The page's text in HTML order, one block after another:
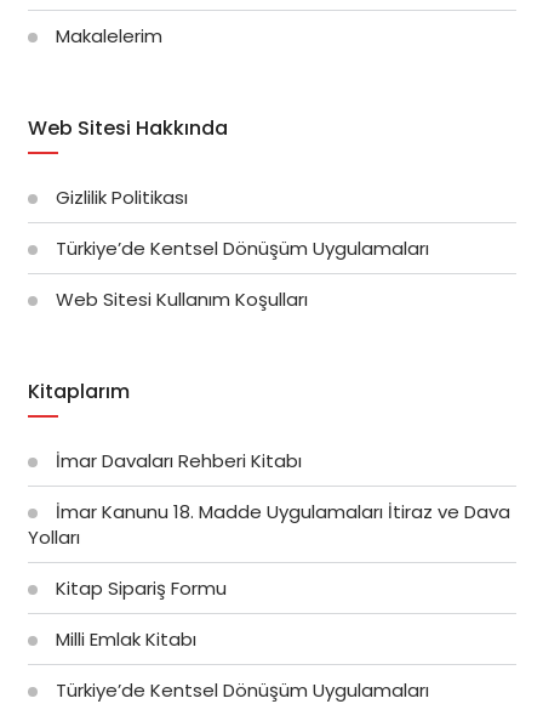
Makalelerim
Web Sitesi Hakkında
Gizlilik Politikası
Türkiye’de Kentsel Dönüşüm Uygulamaları
Web Sitesi Kullanım Koşulları
Kitaplarım
İmar Davaları Rehberi Kitabı
İmar Kanunu 18. Madde Uygulamaları İtiraz ve Dava
Yolları
Kitap Sipariş Formu
Milli Emlak Kitabı
Türkiye’de Kentsel Dönüşüm Uygulamaları